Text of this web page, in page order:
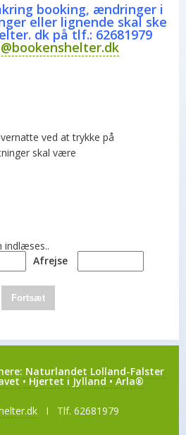
booking, ændringer i
eller lignende skal ske
dk på tlf.: 62681979
ved at trykke på
skal være
indlæses..
Afrejse
Fortsæt
Naturlandet Lolland-Falster
•Hjertet i Jylland•Arla®
I Tlf. 62681979